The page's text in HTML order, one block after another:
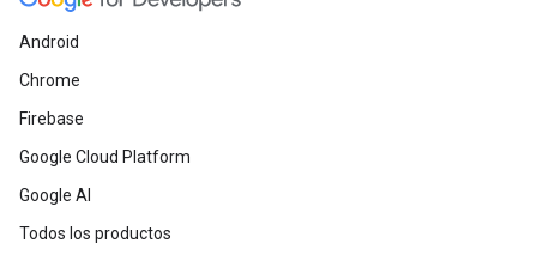
Android
Chrome
Firebase
Google Cloud Platform
Google AI
Todos los productos